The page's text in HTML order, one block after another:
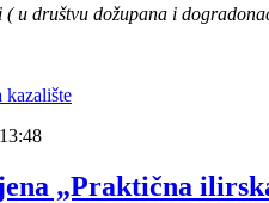
u društvu dožupana i
kazalište
„Praktična